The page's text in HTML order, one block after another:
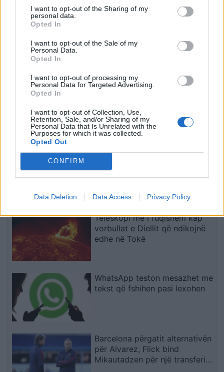
I want to opt-out of the Sharing of my
personal data.
Opted In
I want to opt-out of the Sale of my
Personal Data.
Opted In
I want to opt-out of processing my
Personal Data for Targeted Advertising.
Opted In
I want to opt-out of Collection, Use,
Retention, Sale, and/or Sharing of my
Personal Data that Is Unrelated with the
Purposes for which it was collected.
Opted Out
CONFIRM
Data Deletion Data Access Privacy Policy
thikë në Tanvald të
Republikës Çeke,
një salle vallëzimi në
çojmë çështjen në
Gjykatën e Lartë
sallës së vallëzimit në
Shtëpinë e Bardhë, Trump
Supreme: Vendim politik
në det dhe vdes
të fundit
Teleskopi më i fuqishëm kap
vorbullat e Diellit që ndikojnë
edhe në Tokë
WhatsApp teston mesazhet me
tekst që fshihen pasi lexohen
Barcelona përgatit alternativën
për Alvarez, Flick bind
Mikautadzen për një transferim